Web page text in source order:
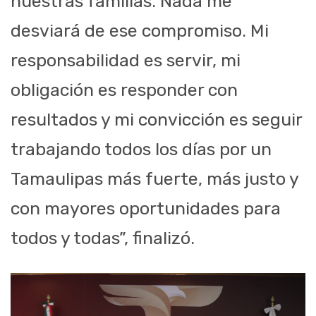
desviará de ese compromiso. Mi
responsabilidad es servir, mi
obligación es responder con
resultados y mi convicción es seguir
trabajando todos los días por un
Tamaulipas más fuerte, más justo y
con mayores oportunidades para
todos y todas”, finalizó.